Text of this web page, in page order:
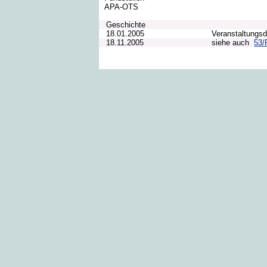
APA-OTS
Geschichte
18.01.2005
18.11.2005
siehe auch 53/